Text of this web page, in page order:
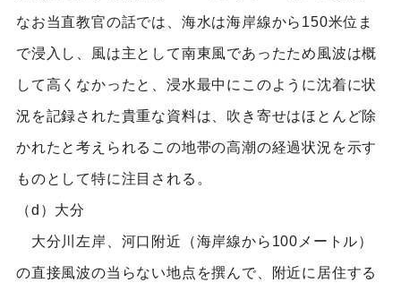
なお当直教官の話では、海水は海岸線から150米位ま
で浸入し、風は主として南東風であったため風波は概
して高くなかったと、浸水最中にこのように沈着に状
況を記録された貴重な資料は、吹き寄せはほとんど除
かれたと考えられるこの地帯の高潮の経過状況を示す
ものとして特に注目される。
（d）大分
大分川左岸、河口附近（海岸線から100メートル）
の直接風波の当らない地点を撰んで、附近に居住する